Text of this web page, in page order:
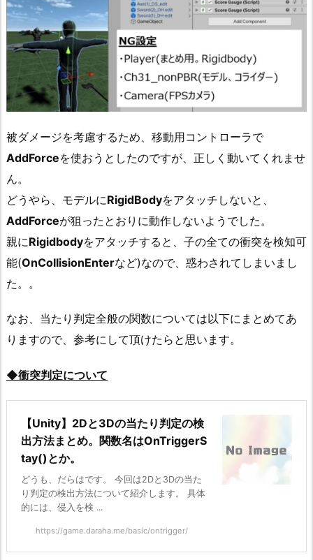
被ダメージを考慮するため、移動用コントローラで
AddForceを使おうとしたのですが、正しく動いてくれませ
ん。
どうやら、モデルにRigidBodyをアタッチしないと、
AddForceが狙ったとおりに動作しないようでした。
親にRigidbodyをアタッチすると、子の全ての衝突を検知可
能(OnCollisionEnterなど)なので、惑わされてしまいまし
た。。
なお、当たり判定全般の関数については以下にまとめてあ
りますので、参考にして頂けたらと思います。
◆衝突判定について
【Unity】2Dと3Dの当たり判定の検
出方法まとめ。関数名はOnTriggerS
tay()とか。
どうも、だらはです。 今回は2Dと3Dの当た
り判定の検出方法について紹介します。 具体
的には、侵入を検 ...
https://game.daraha.me/basic/ontrigger/